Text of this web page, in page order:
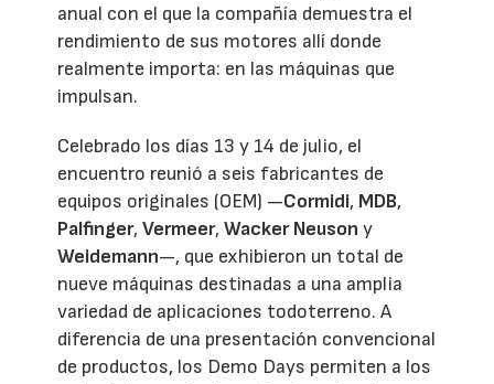
anual con el que la compañía demuestra el
rendimiento de sus motores allí donde
realmente importa: en las máquinas que
impulsan.
Celebrado los días 13 y 14 de julio, el
encuentro reunió a seis fabricantes de
equipos originales (OEM) —Cormidi, MDB,
Palfinger,Vermeer,Wacker Neuson y
Weidemann—, que exhibieron un total de
nueve máquinas destinadas a una amplia
variedad de aplicaciones todoterreno. A
diferencia de una presentación convencional
de productos, los Demo Days permiten a los